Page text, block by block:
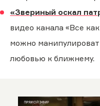
«Звериный оскал
видео канала «Все
можно
любовью к ближнему.